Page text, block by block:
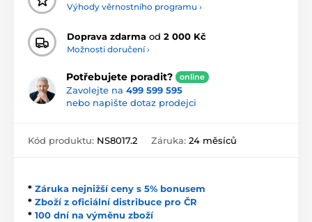
Výhody věrnostního programu ›
Doprava zdarma od 2 000 Kč
Možnosti doručení ›
Potřebujete poradit? online
Zavolejte na 499 599 595
nebo napište dotaz prodejci
Kód produktu: NS8017.2 Záruka: 24 měsíců
* Záruka nejnižší ceny s 5% bonusem
* Zboží z oficiální distribuce pro ČR
* 100 dní na výměnu zboží